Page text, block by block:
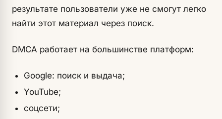
результате пользователи уже не смогут легко
найти этот материал через поиск.
DMCA работает на большинстве платформ:
Google: поиск и выдача;
YouTube;
соцсети;